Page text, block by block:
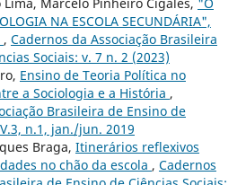
NA ESCOLA SECUNDÁRIA",
, Cadernos da Associação Brasileira
Sociais: v. 7 n. 2 (2023)
Ensino de Teoria Política no
a Sociologia e a História ,
Brasileira de Ensino de
n.1, jan./jun. 2019
Braga, Itinerários reflexivos
no chão da escola , Cadernos